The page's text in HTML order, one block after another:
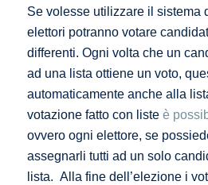
Se volesse utilizzare il sistema
elettori potranno votare
differenti. Ogni volta che un
ad una lista ottiene un voto,
automaticamente anche alla
votazione fatto con liste è
ovvero ogni elettore, se
assegnarli tutti ad un solo
lista. Alla fine dell’elezione i